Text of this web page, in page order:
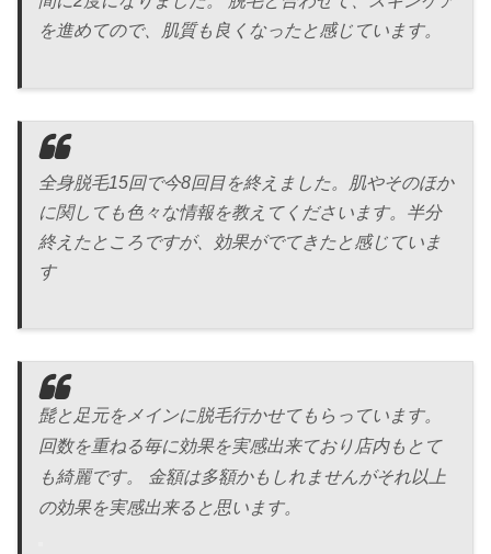
を進めてので、肌質も良くなったと感じています。
全身脱毛15回で今8回目を終えました。肌やそのほか
に関しても色々な情報を教えてくださいます。半分
終えたところですが、効果がでてきたと感じていま
す
髭と足元をメインに脱毛行かせてもらっています。
回数を重ねる毎に効果を実感出来ており店内もとて
も綺麗です。 金額は多額かもしれませんがそれ以上
の効果を実感出来ると思います。